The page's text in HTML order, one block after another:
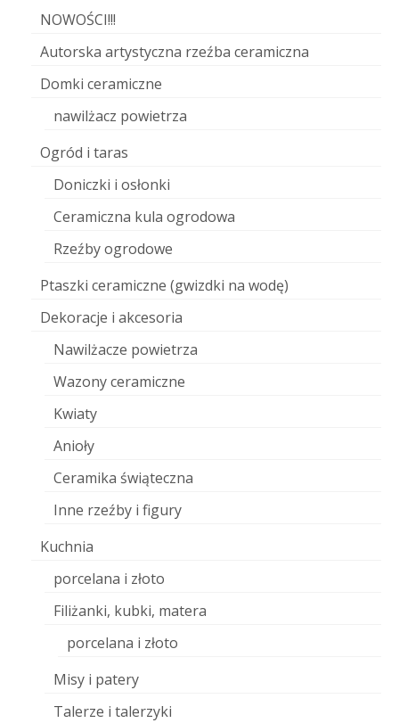
NOWOŚCI!!!
Autorska artystyczna rzeźba ceramiczna
Domki ceramiczne
nawilżacz powietrza
Ogród i taras
Doniczki i osłonki
Ceramiczna kula ogrodowa
Rzeźby ogrodowe
Ptaszki ceramiczne (gwizdki na wodę)
Dekoracje i akcesoria
Nawilżacze powietrza
Wazony ceramiczne
Kwiaty
Anioły
Ceramika świąteczna
Inne rzeźby i figury
Kuchnia
porcelana i złoto
Filiżanki, kubki, matera
porcelana i złoto
Misy i patery
Talerze i talerzyki